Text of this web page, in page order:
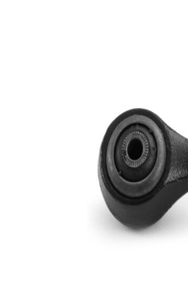
İlave
açıklama
yağ ile
Dişli
ölçüsü 1
M14 x
1,5
Çift
halindeki
ürün
numarası
VKDS
328575